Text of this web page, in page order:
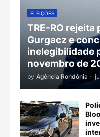
ELEIÇÕES
TRE-RO rejeita
Gurgacz e
inelegibilidade
novembro de
by Agência Rondônia -